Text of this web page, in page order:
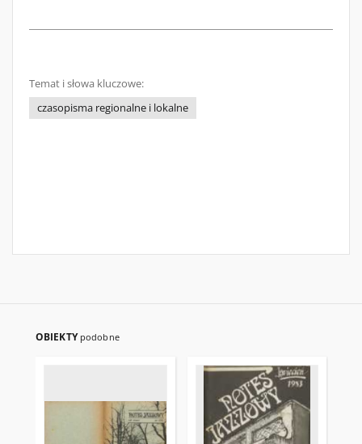
Temat i słowa kluczowe:
czasopisma regionalne i lokalne
OBIEKTY podobne